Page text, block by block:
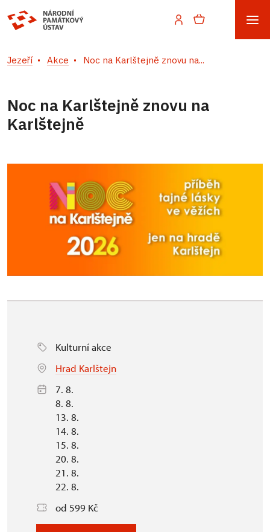
Jezeří Akce Noc na Karlštejně znovu na...
Noc na Karlštejně znovu na
Karlštejně
Kulturní akce
Hrad Karlštejn
7. 8.
8. 8.
13. 8.
14. 8.
15. 8.
20. 8.
21. 8.
22. 8.
od 599 Kč